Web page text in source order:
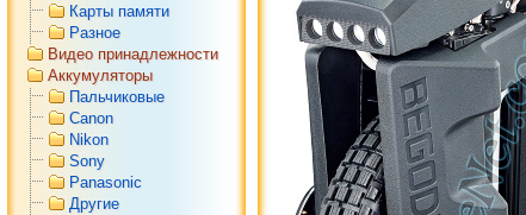
Карты памяти
Разное
Видео принадлежности
Аккумуляторы
Пальчиковые
Canon
Nikon
Sony
Panasonic
Другие